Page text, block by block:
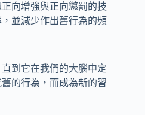
向增強與正向懲罰的技
並減少作出舊行為的頻
到它在我們的大腦中定
的行為，而成為新的習